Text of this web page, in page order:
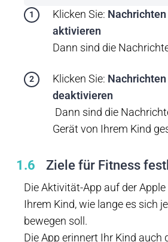
Klicken Sie:
aktivieren
Dann sind die
Klicken Sie:
deaktivieren
Dann sind die
Gerät von Ihrem Kind
1.6 Ziele für Fitness
Die Aktivität-App auf der
Ihrem Kind, wie lange es sich
bewegen soll.
Die App erinnert Ihr Kind auch